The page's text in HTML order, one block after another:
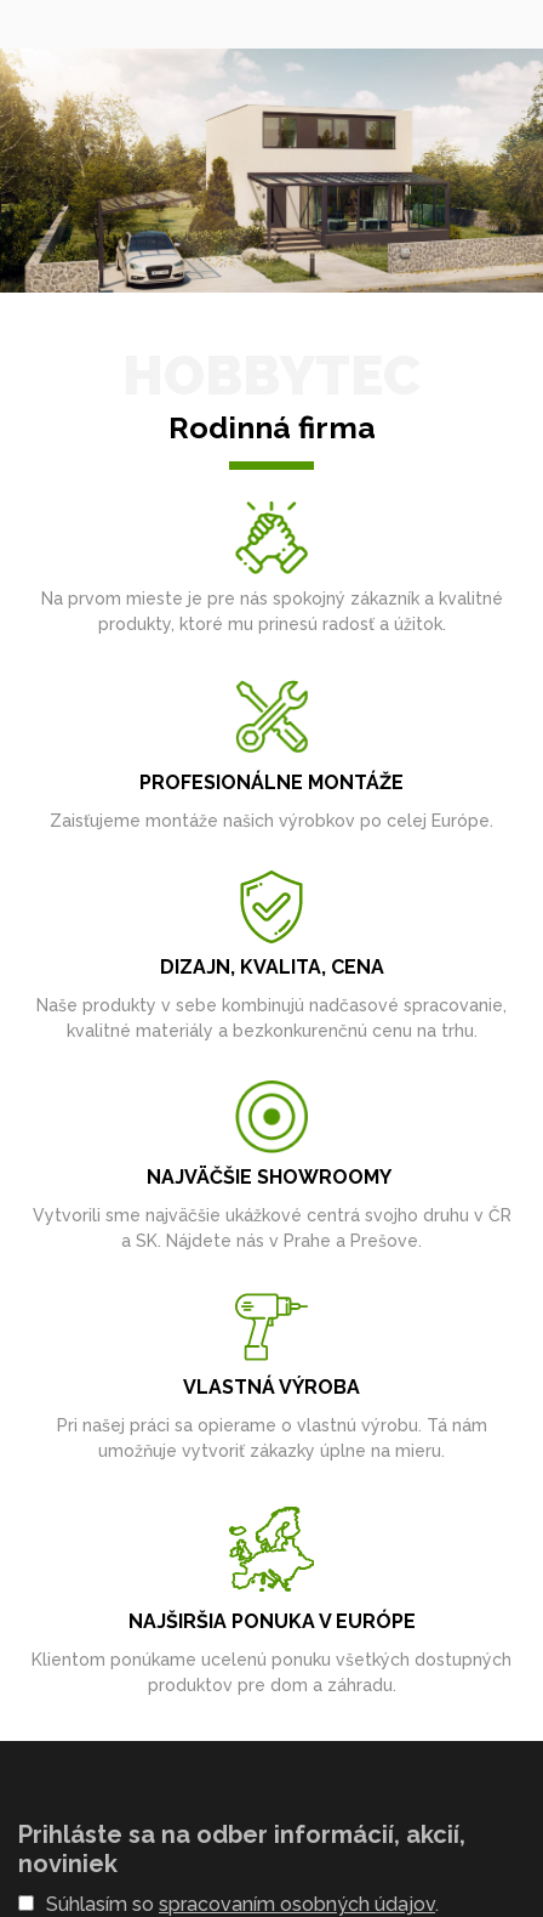
Rodinná firma
Na prvom mieste je pre nás spokojný zákazník a kvalitné
produkty, ktoré mu prinesú radosť a úžitok.
PROFESIONÁLNE MONTÁŽE
Zaisťujeme montáže našich výrobkov po celej Európe.
DIZAJN, KVALITA, CENA
Naše produkty v sebe kombinujú nadčasové spracovanie,
kvalitné materiály a bezkonkurenčnú cenu na trhu.
NAJVÄČŠIE SHOWROOMY
Vytvorili sme najväčšie ukážkové centrá svojho druhu v ČR
a SK. Nájdete nás v Prahe a Prešove.
VLASTNÁ VÝROBA
Pri našej práci sa opierame o vlastnú výrobu. Tá nám
umožňuje vytvoriť zákazky úplne na mieru.
NAJŠIRŠIA PONUKA V EURÓPE
Klientom ponúkame ucelenú ponuku všetkých dostupných
produktov pre dom a záhradu.
Prihláste sa na odber informácií, akcií,
noviniek
Súhlasím so spracovaním osobných údajov.